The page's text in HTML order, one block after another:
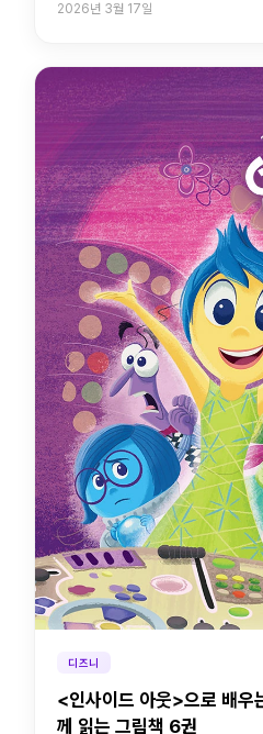
2026년 3월 17일
디즈니
<인사이드 아웃>으로 배우
께 읽는 그림책 6권